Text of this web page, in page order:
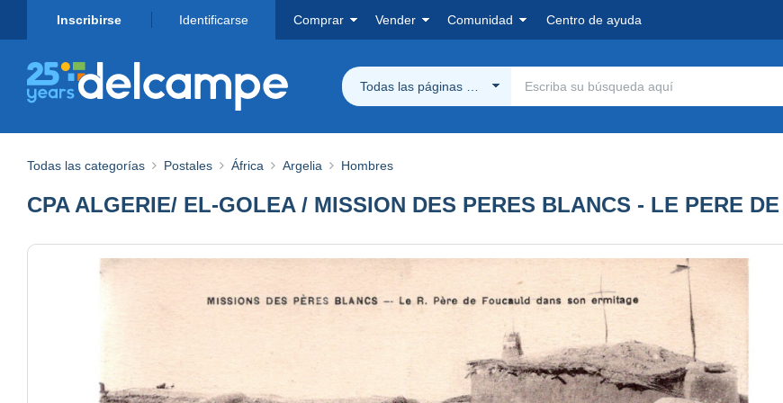
Inscribirse Identificarse Comprar Vender Comunidad Centro de ayuda
Todas las páginas Delcampe
Todas las categorías Postales África Argelia Hombres
CPA ALGERIE/ EL-GOLEA / MISSION DES PERES BLANCS - LE PERE